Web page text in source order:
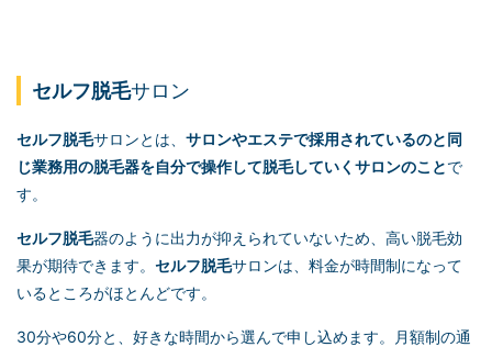
セルフ脱毛サロン
セルフ脱毛サロンとは、 サロンやエステで採用されているのと同
じ業務用の脱毛器を自分で操作して脱毛していくサロンのことで
す。
セルフ脱毛器のように出力が抑えられていないため、高い脱毛効
果が期待できます。 セルフ脱毛サロンは、料金が時間制になって
いるところがほとんどです。
30分や60分と、好きな時間から選んで申し込めます。月額制の通